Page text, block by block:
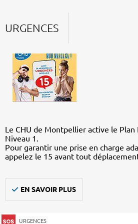
URGENCES
Le CHU de Montpellier active le Plan
Niveau 1.
Pour garantir une prise en charge
appelez le 15 avant tout
EN SAVOIR PLUS
URGENCES